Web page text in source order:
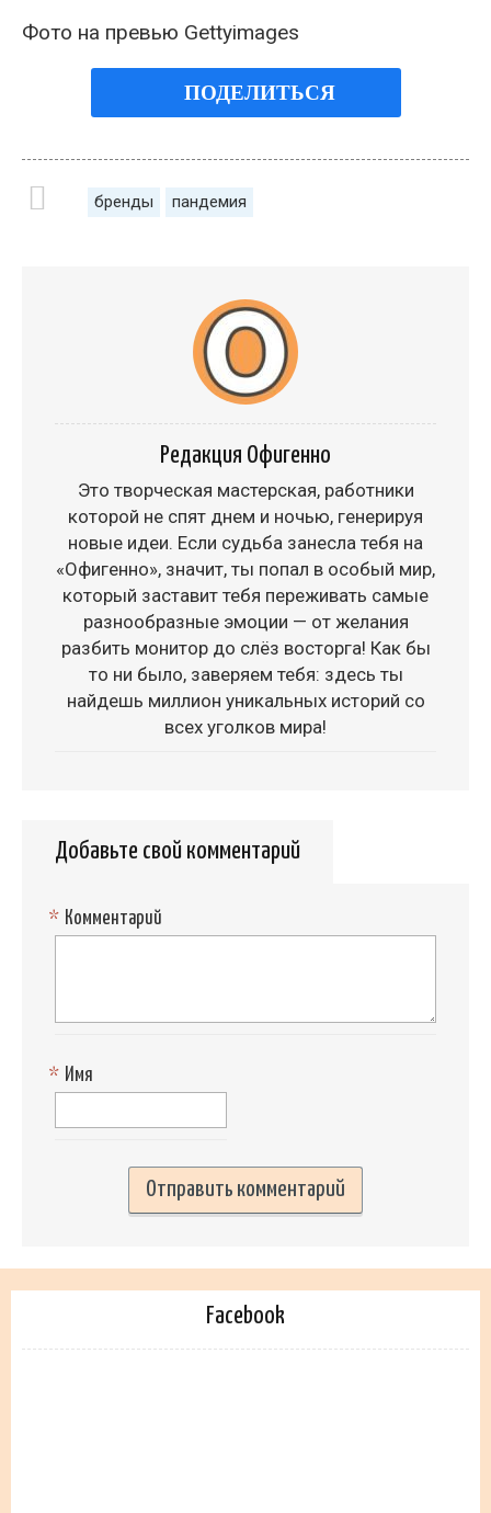
Фото на превью Gettyimages
ПОДЕЛИТЬСЯ
бренды пандемия
Редакция Офигенно
Это творческая мастерская, работники
которой не спят днем и ночью, генерируя
новые идеи. Если судьба занесла тебя на
«Офигенно», значит, ты попал в особый мир,
который заставит тебя переживать самые
разнообразные эмоции — от желания
разбить монитор до слёз восторга! Как бы
то ни было, заверяем тебя: здесь ты
найдешь миллион уникальных историй со
всех уголков мира!
Добавьте свой комментарий
Комментарий
*
Имя
*
Facebook